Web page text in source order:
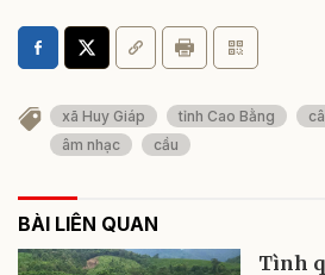
xã Huy Giáp tỉnh Cao Bằng
âm nhạc
cầu
BÀI LIÊN QUAN
Tình